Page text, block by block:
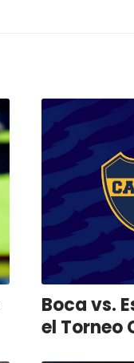
Boca vs.
el Torneo